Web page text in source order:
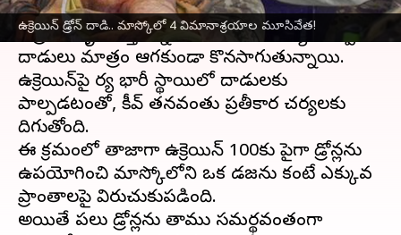
ఉక్రెయిన్ డ్రోన్ దాడి.. మాస్కోలో 4 విమానాశ్రయాల మూసివేత!
రష్యా-ఉక్రెయిన్యుద్ధాన్ని ముగించేందుకుఅమెరికా
తీవ్రంగా కృషి చేస్తున్నా,రెండు దేశాల మధ్య పరస్పర
దాడులు మాత్రం ఆగకుండా కొనసాగుతున్నాయి.
ఉక్రెయిన్‌పై రష్యా భారీ స్థాయిలో దాడులకు
పాల్పడటంతో, కీవ్‌ తనవంతు ప్రతీకార చర్యలకు
దిగుతోంది.
ఈ క్రమంలో తాజాగా ఉక్రెయిన్‌ 100కు పైగా డ్రోన్లను
ఉపయోగించి మాస్కోలోని ఒక డజను కంటే ఎక్కువ
ప్రాంతాలపై విరుచుకుపడింది.
అయితే పలు డ్రోన్లను తాము సమర్థవంతంగా